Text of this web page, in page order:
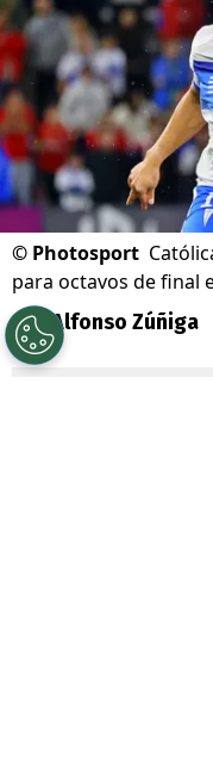
© Photosport
para octavos de final
Por Alfonso Zúñiga